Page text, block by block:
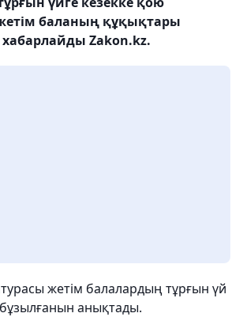
баланың құқықтары
Zakon.kz.
жетім балалардың тұрғын үй
анықтады.